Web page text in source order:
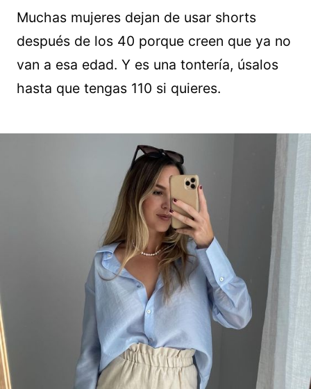
Muchas mujeres dejan de usar shorts
después de los 40 porque creen que ya no
van a esa edad. Y es una tontería, úsalos
hasta que tengas 110 si quieres.